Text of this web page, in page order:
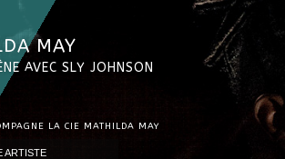
MAY
AVEC SLY JOHNSON
LA CIE MATHILDA MAY
ARTISTE